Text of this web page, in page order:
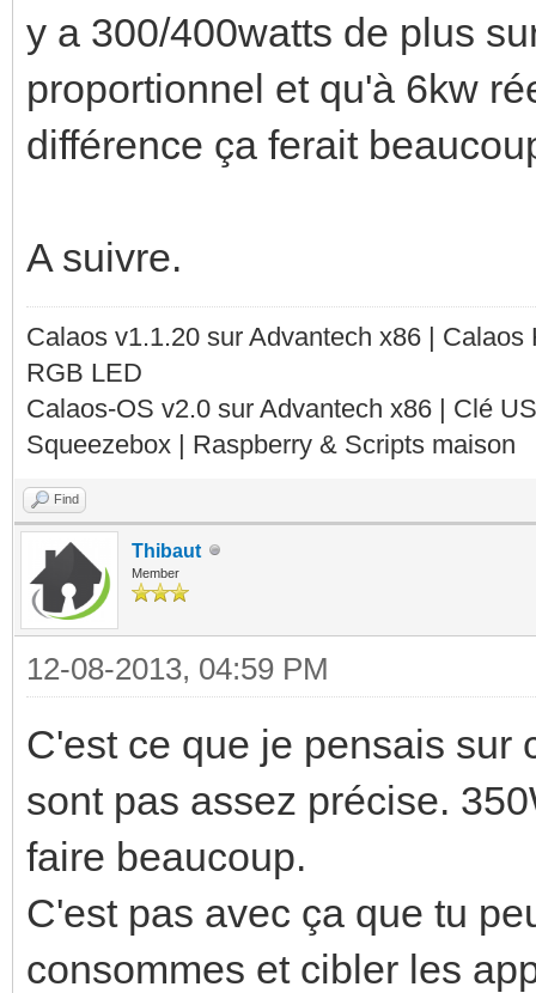
y a 300/400watts de plus
proportionnel et qu'à 6kw
différence ça ferait
A suivre.
Calaos v1.1.20 sur Advantech x86 |
RGB LED
Calaos-OS v2.0 sur Advantech x86 | Clé
Squeezebox | Raspberry & Scripts maison
Find
Thibaut
Member
12-08-2013, 04:59 PM
C'est ce que je pensais sur
sont pas assez précise.
faire beaucoup.
C'est pas avec ça que tu
consommes et cibler les